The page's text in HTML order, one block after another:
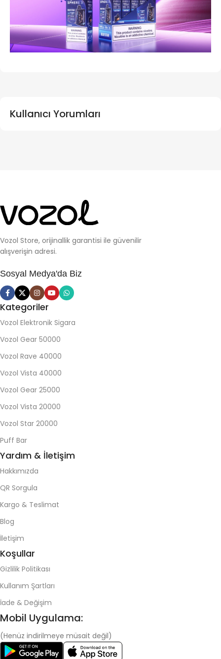
Kullanıcı Yorumları
Vozol Store, orijinallik garantisi ile güvenilir
alışverişin adresi.
Sosyal Medya'da Biz
Kategoriler
Vozol Elektronik Sigara
Vozol Gear 50000
Vozol Rave 40000
Vozol Vista 40000
Vozol Gear 25000
Vozol Vista 20000
Vozol Star 20000
Puff Bar
Yardım & İletişim
Hakkımızda
QR Sorgula
Kargo & Teslimat
Blog
İletişim
Koşullar
Gizlilik Politikası
Kullanım Şartları
İade & Değişim
Mobil Uygulama:
(Henüz indirilmeye müsait değil)